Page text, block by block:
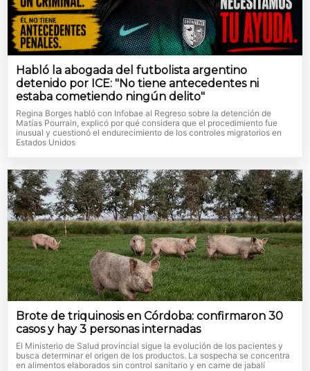
Habló la abogada del futbolista argentino
detenido por ICE: "No tiene antecedentes ni
estaba cometiendo ningún delito"
Regina Borges habló con Infobae al Regreso sobre la detención de
Matías Pourrain, explicó por qué considera que el procedimiento fue
inusual y cuestionó el endurecimiento de los controles migratorios en
Estados Unidos
Brote de triquinosis en Córdoba: confirmaron 30
casos y hay 3 personas internadas
El Ministerio de Salud provincial sigue la evolución de los pacientes y
busca determinar el origen de los productos. La sospecha se concentra
en alimentos elaborados sin control sanitario y en carne de jabalí